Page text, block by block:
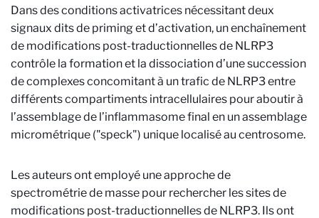
Dans des conditions activatrices nécessitant deux
signaux dits de priming et d’activation, un enchaînement
de modifications post-traductionnelles de NLRP3
contrôle la formation et la dissociation d’une succession
de complexes concomitant à un trafic de NLRP3 entre
différents compartiments intracellulaires pour aboutir à
l’assemblage de l’inflammasome final en un assemblage
micrométrique ("speck") unique localisé au centrosome.
Les auteurs ont employé une approche de
spectrométrie de masse pour rechercher les sites de
modifications post-traductionnelles de NLRP3. Ils ont